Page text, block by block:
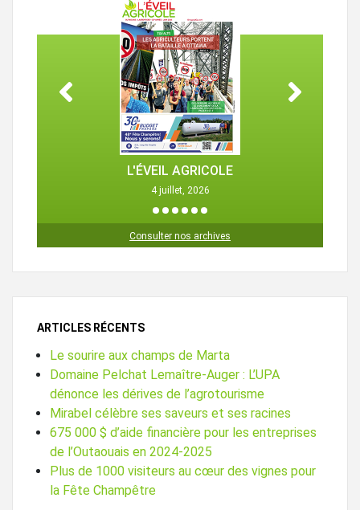
L'ÉVEIL AGRICOLE
4 juillet, 2026
1 2 3 4 5
Consulter nos archives
ARTICLES RÉCENTS
Le sourire aux champs de Marta
Domaine Pelchat Lemaître-Auger : L’UPA
dénonce les dérives de l’agrotourisme
Mirabel célèbre ses saveurs et ses racines
675 000 $ d’aide financière pour les entreprises
de l’Outaouais en 2024-2025
Plus de 1000 visiteurs au cœur des vignes pour
la Fête Champêtre